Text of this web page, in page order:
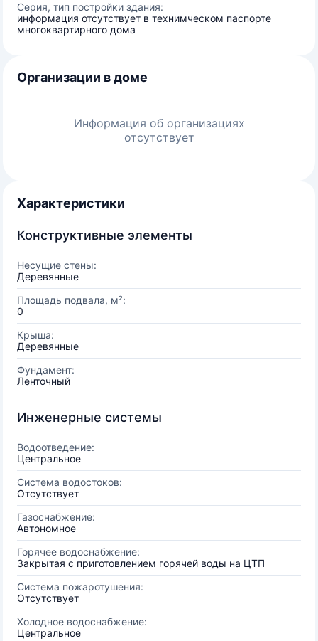
Серия, тип постройки здания:
информация отсутствует в технимческом паспорте
многоквартирного дома
Организации в доме
Информация об организациях
отсутствует
Характеристики
Конструктивные элементы
Несущие стены:
Деревянные
Площадь подвала, м²:
0
Крыша:
Деревянные
Фундамент:
Ленточный
Инженерные системы
Водоотведение:
Центральное
Система водостоков:
Отсутствует
Газоснабжение:
Автономное
Горячее водоснабжение:
Закрытая с приготовлением горячей воды на ЦТП
Система пожаротушения:
Отсутствует
Холодное водоснабжение:
Центральное